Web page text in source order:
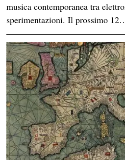
musica contemporanea tra
sperimentazioni. Il prossimo